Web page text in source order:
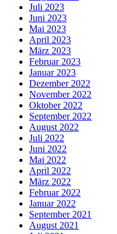
Juli 2023
Juni 2023
Mai 2023
April 2023
März 2023
Februar 2023
Januar 2023
Dezember 2022
November 2022
Oktober 2022
September 2022
August 2022
Juli 2022
Juni 2022
Mai 2022
April 2022
März 2022
Februar 2022
Januar 2022
September 2021
August 2021